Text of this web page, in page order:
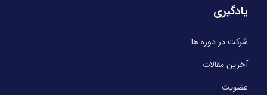
یادگیری
شرکت در دوره ها
آخرین مقالات
عضویت